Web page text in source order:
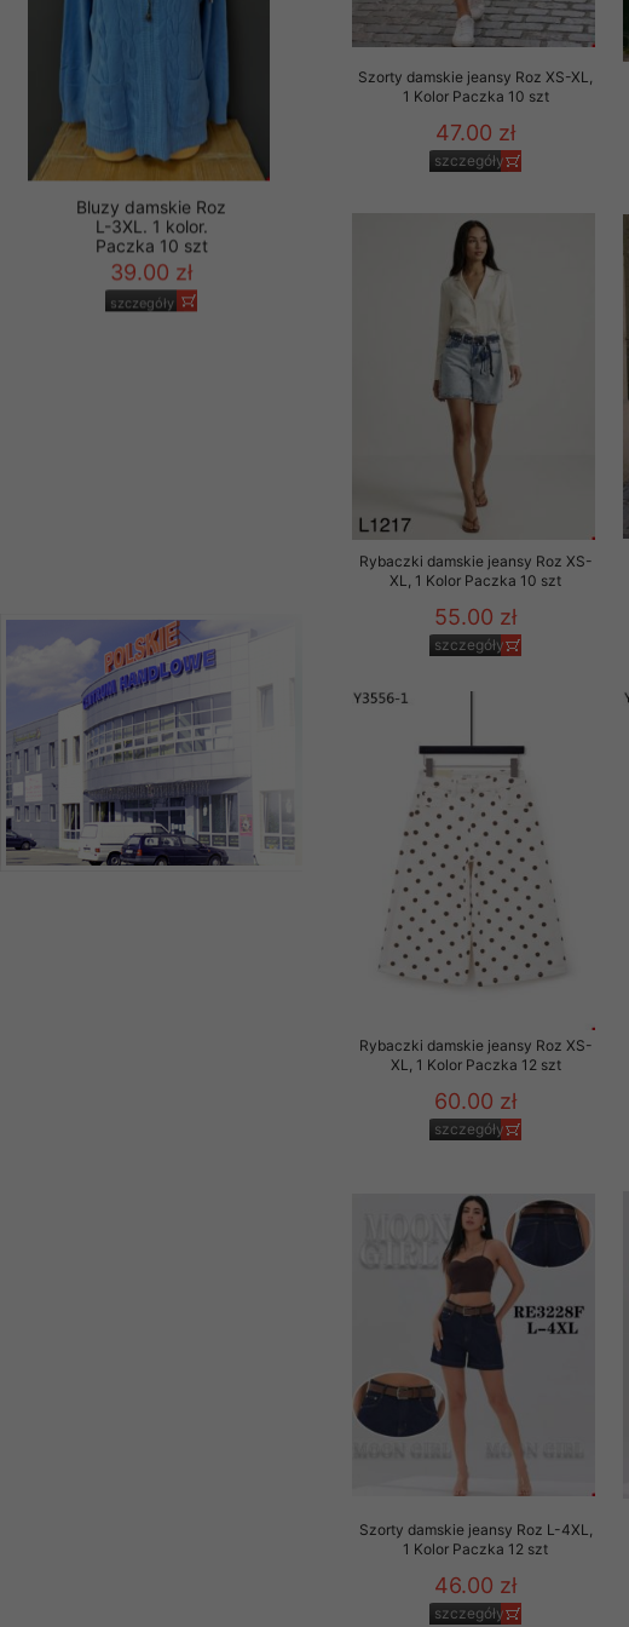
Bluzy damskie Roz
L-3XL. 1 kolor.
Szorty damskie jeansy Roz XS-XL,
1 Kolor Paczka 10 szt
47.00 zł
szczegóły
Rybaczki damskie jeansy Roz XS-
XL, 1 Kolor Paczka 10 szt
55.00 zł
szczegóły
Rybaczki damskie jeansy Roz XS-
XL, 1 Kolor Paczka 12 szt
60.00 zł
szczegóły
Szorty damskie jeansy Roz L-4XL,
1 Kolor Paczka 12 szt
46.00 zł
szczegóły